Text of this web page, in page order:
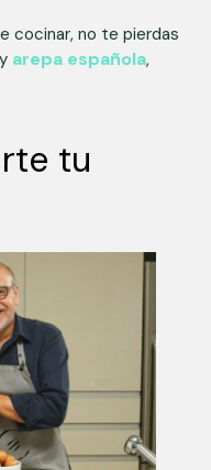
cocinar, no te pierdas
y arepa española,
tu